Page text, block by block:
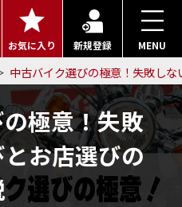
お気に入り 新規登録 MENU
中古バイク選びの極意！失敗し
極意！失敗
お店選びの